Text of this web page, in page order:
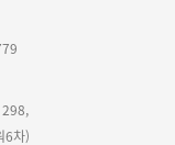
298,
6차)